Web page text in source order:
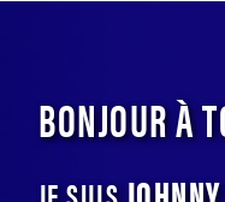
BONJOUR À